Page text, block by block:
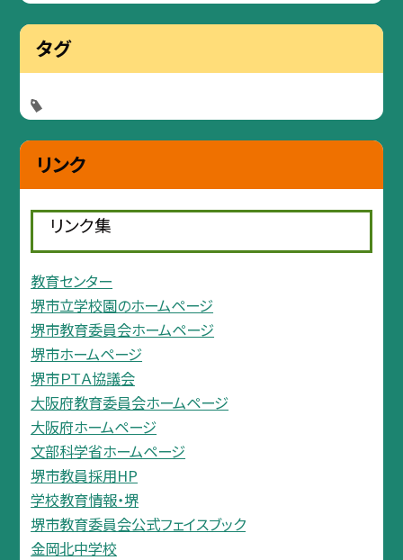
タグ
リンク
リンク集
教育センター
堺市立学校園のホームページ
堺市教育委員会ホームページ
堺市ホームページ
堺市ＰＴＡ協議会
大阪府教育委員会ホームページ
大阪府ホームページ
文部科学省ホームページ
堺市教員採用HP
学校教育情報・堺
堺市教育委員会公式フェイスブック
金岡北中学校